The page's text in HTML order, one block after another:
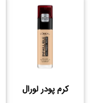
کرم پودر لورال